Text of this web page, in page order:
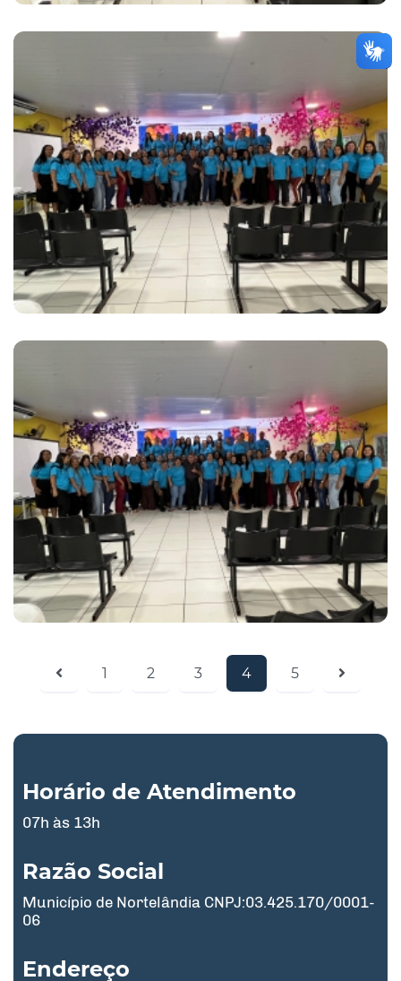
1 2 3 4 5
Horário de Atendimento
07h às 13h
Razão Social
Município de Nortelândia CNPJ:03.425.170/0001-
06
Endereço